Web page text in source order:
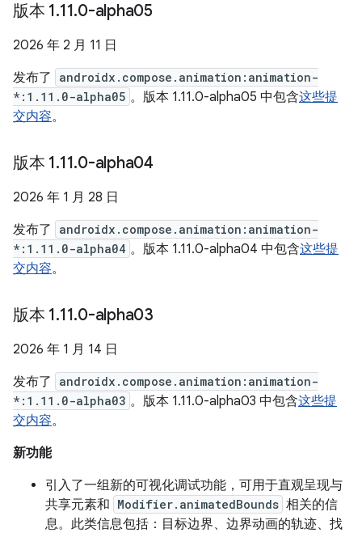
版本 1.11.0-alpha05
2026 年 2 月 11 日
发布了
androidx.compose.animation:animation-
*:1.11.0-alpha05 。版本 1.11.0-alpha05 中包含这些提
交内容。
版本 1.11.0-alpha04
2026 年 1 月 28 日
发布了
androidx.compose.animation:animation-
*:1.11.0-alpha04 。版本 1.11.0-alpha04 中包含这些提
交内容。
版本 1.11.0-alpha03
2026 年 1 月 14 日
发布了
androidx.compose.animation:animation-
*:1.11.0-alpha03 。版本 1.11.0-alpha03 中包含这些提
交内容。
新功能
引入了一组新的可视化调试功能，可用于直观呈现与
共享元素和 Modifier.animatedBounds 相关的信
息。此类信息包括：目标边界、边界动画的轨迹、找